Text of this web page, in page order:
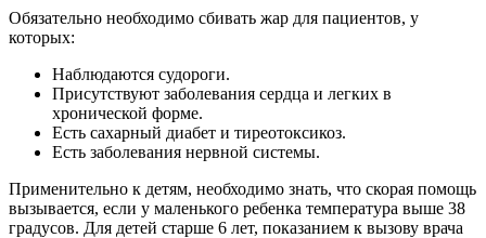
Обязательно необходимо сбивать жар для пациентов, у
которых:
Наблюдаются судороги.
Присутствуют заболевания сердца и легких в
хронической форме.
Есть сахарный диабет и тиреотоксикоз.
Есть заболевания нервной системы.
Применительно к детям, необходимо знать, что скорая помощь
вызывается, если у маленького ребенка температура выше 38
градусов. Для детей старше 6 лет, показанием к вызову врача